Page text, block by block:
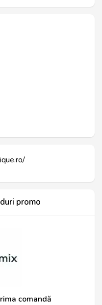
promo
comandă